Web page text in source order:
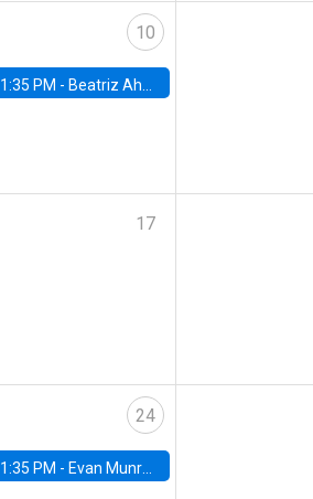
10
1:35 PM - Beatriz Ahumada, PhD candidate, Universidad de Pittsburgh
17
24
1:35 PM - Evan Munro, Neyman Visiting Assistant Professor in the Department of Statistics at UC Berkeley